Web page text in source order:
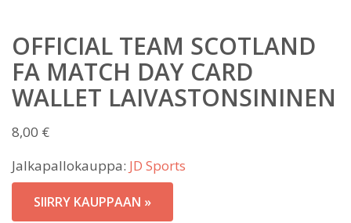
OFFICIAL TEAM SCOTLAND
FA MATCH DAY CARD
WALLET LAIVASTONSININEN
8,00 €
Jalkapallokauppa: JD Sports
SIIRRY KAUPPAAN »